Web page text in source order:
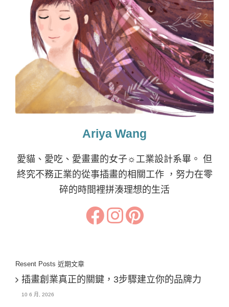
Ariya Wang
愛貓、愛吃、愛畫畫的女子☼工業設計系畢。 但
終究不務正業的從事插畫的相關工作 ，努力在零
碎的時間裡拼湊理想的生活
Resent Posts 近期文章
插畫創業真正的關鍵，3步驟建立你的品牌力
10 6 月, 2026